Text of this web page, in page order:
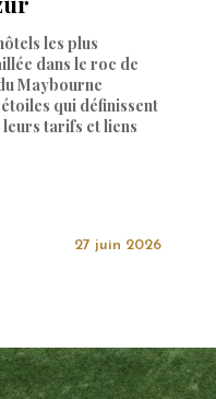
les plus
dans le roc de
Maybourne
qui définissent
leurs tarifs et liens
27 juin 2026